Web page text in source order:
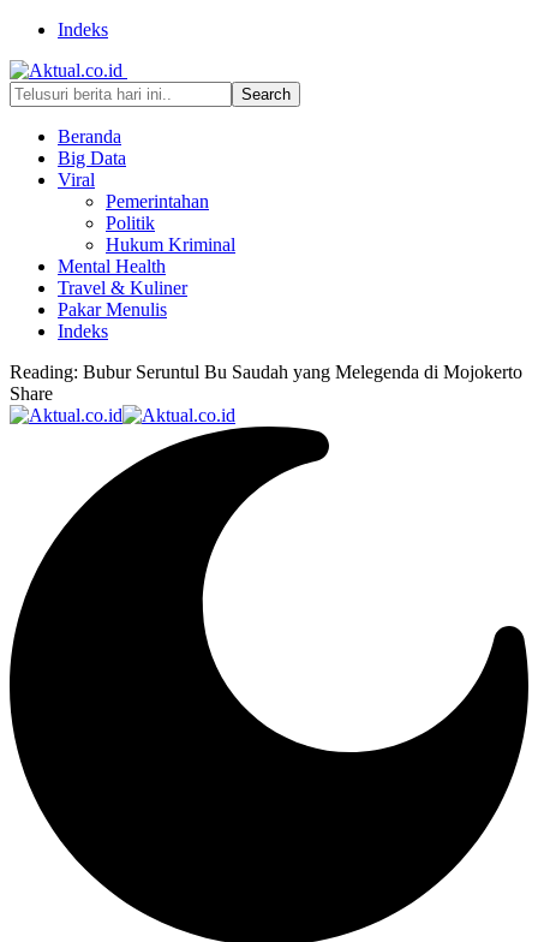
Indeks
Beranda
Big Data
Viral
Pemerintahan
Politik
Hukum Kriminal
Mental Health
Travel & Kuliner
Pakar Menulis
Indeks
Reading: Bubur Seruntul Bu Saudah yang Melegenda di Mojokerto
Share